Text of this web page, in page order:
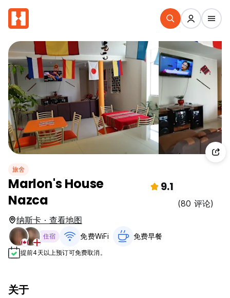
旅舍
Marlon's House
Nazca
9.1
(80 评论)
纳斯卡 · 查看地图
住宿 免费WiFi 免费早餐‎
提前4天以上预订可免费取消。
关于